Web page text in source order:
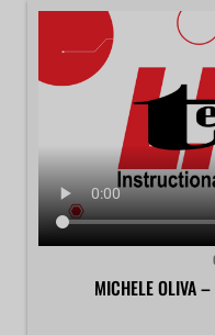
MICHELE OLIVA